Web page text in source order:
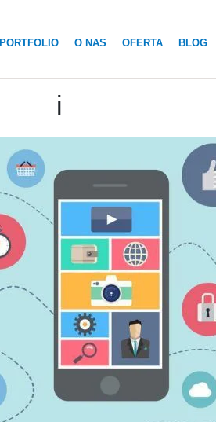
PORTFOLIO O NAS OFERTA BLOG
i